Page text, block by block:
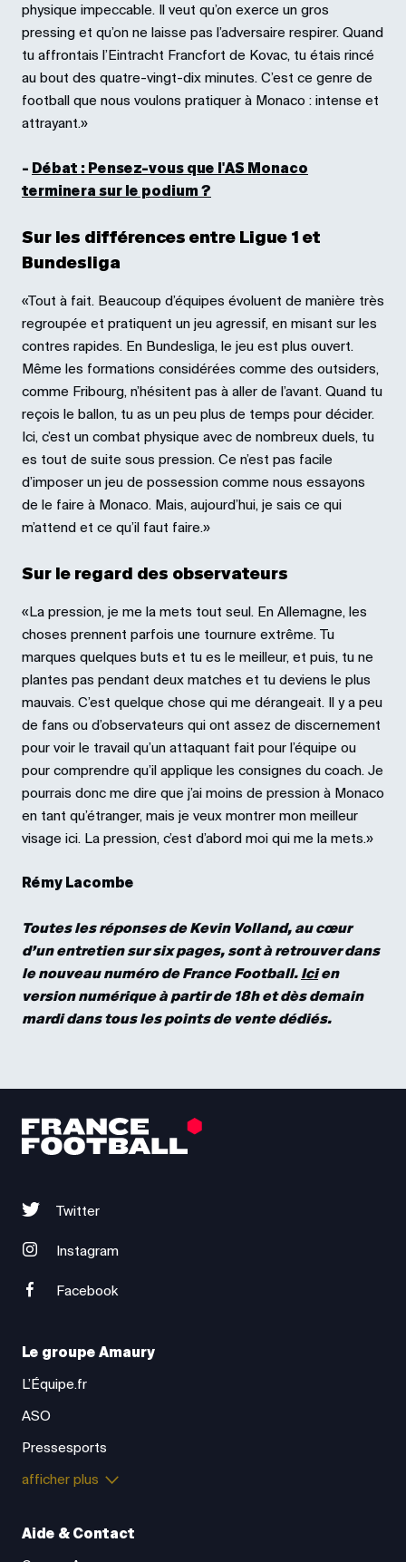
physique impeccable. Il veut qu’on exerce un gros
pressing et qu’on ne laisse pas l’adversaire respirer. Quand
tu affrontais l’Eintracht Francfort de Kovac, tu étais rincé
au bout des quatre-vingt-dix minutes. C’est ce genre de
football que nous voulons pratiquer à Monaco : intense et
attrayant.»
- Débat : Pensez-vous que l'AS Monaco
terminera sur le podium ?
Sur les différences entre Ligue 1 et
Bundesliga
«Tout à fait. Beaucoup d’équipes évoluent de manière très
regroupée et pratiquent un jeu agressif, en misant sur les
contres rapides. En Bundesliga, le jeu est plus ouvert.
Même les formations considérées comme des outsiders,
comme Fribourg, n’hésitent pas à aller de l’avant. Quand tu
reçois le ballon, tu as un peu plus de temps pour décider.
Ici, c’est un combat physique avec de nombreux duels, tu
es tout de suite sous pression. Ce n’est pas facile
d’imposer un jeu de possession comme nous essayons
de le faire à Monaco. Mais, aujourd’hui, je sais ce qui
m’attend et ce qu’il faut faire.»
Sur le regard des observateurs
«La pression, je me la mets tout seul. En Allemagne, les
choses prennent parfois une tournure extrême. Tu
marques quelques buts et tu es le meilleur, et puis, tu ne
plantes pas pendant deux matches et tu deviens le plus
mauvais. C’est quelque chose qui me dérangeait. Il y a peu
de fans ou d’observateurs qui ont assez de discernement
pour voir le travail qu’un attaquant fait pour l’équipe ou
pour comprendre qu’il applique les consignes du coach. Je
pourrais donc me dire que j’ai moins de pression à Monaco
en tant qu’étranger, mais je veux montrer mon meilleur
visage ici. La pression, c’est d’abord moi qui me la mets.»
Rémy Lacombe
Toutes les réponses de Kevin Volland, au cœur
d’un entretien sur six pages, sont à retrouver dans
le nouveau numéro de France Football. Icien
version numérique à partir de 18h et dès demain
mardi dans tous les points de vente dédiés.
Twitter
Instagram
Facebook
Le groupe Amaury
L’Équipe.fr
ASO
Pressesports
afficher plus
Aide & Contact